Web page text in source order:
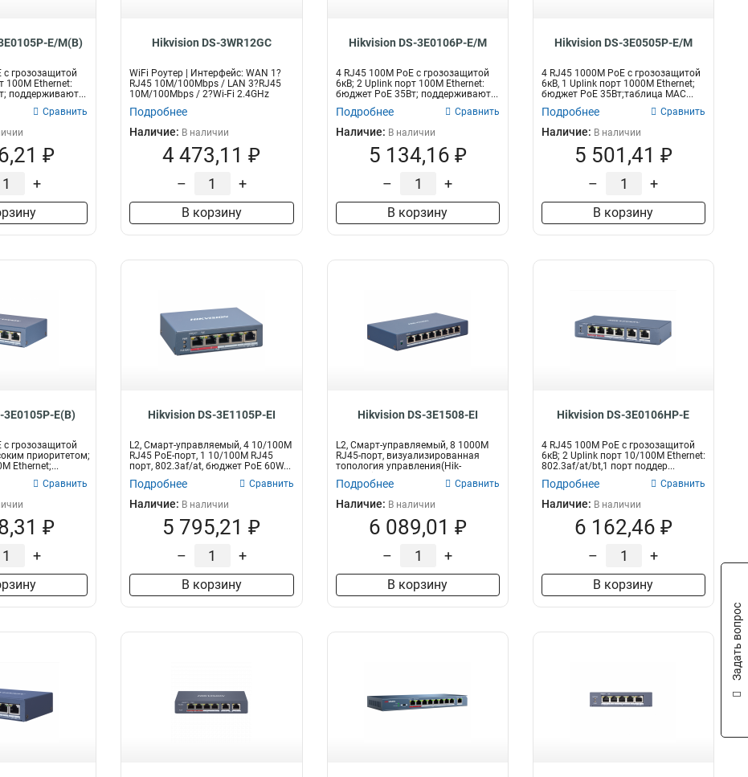
E/M(B)
с грозозащитой
100М Ethernet:
поддерживают...
Сравнить
₽
+
Hikvision DS-3WR12GC
WiFi Роутер | Интерфейс: WAN 1?
RJ45 10M/100Mbps / LAN 3?RJ45
10M/100Mbps / 2?Wi-Fi 2.4GHz
Подробнее
Наличие: В наличии
4 473,11 ₽
– +
В корзину
Hikvision DS-3E0106P-E/M
4 RJ45 100M PoE с грозозащитой
6кВ; 2 Uplink порт 100М Ethernet:
бюджет PoE 35Вт; поддерживают...
Подробнее Сравнить
Наличие: В наличии
5 134,16 ₽
– +
В корзину
Hikvision DS-3E0505P-E/M
4 RJ45 1000M PoE с грозозащитой
6кВ, 1 Uplink порт 1000М Ethernet;
бюджет PoE 35Вт;таблица MAC...
Подробнее Сравнить
Наличие: В наличии
5 501,41 ₽
– +
В корзину
3E0105P-E(B)
с грозозащитой
приоритетом;
Ethernet;...
Сравнить
₽
+
Hikvision DS-3E1105P-EI
L2, Смарт-управляемый, 4 10/100M
RJ45 PoE-порт, 1 10/100M RJ45
порт, 802.3af/at, бюджет PoE 60W...
Подробнее Сравнить
Наличие: В наличии
5 795,21 ₽
– +
В корзину
Hikvision DS-3E1508-EI
L2, Смарт-управляемый, 8 1000M
RJ45-порт, визуализированная
топология управления(Hik-
Central/iV...
Подробнее Сравнить
Наличие: В наличии
6 089,01 ₽
– +
В корзину
Hikvision DS-3E0106HP-E
4 RJ45 100M PoE с грозозащитой
6кВ; 2 Uplink порт 10/100M Ethernet:
802.3af/at/bt,1 порт поддер...
Подробнее Сравнить
Наличие: В наличии
6 162,46 ₽
– +
В корзину
Задать вопрос